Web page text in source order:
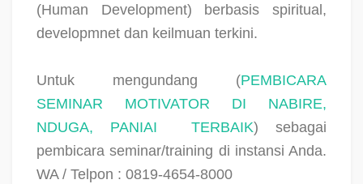
(Human Development) berbasis spiritual,
developmnet dan keilmuan terkini.
Untuk mengundang (PEMBICARA
SEMINAR MOTIVATOR DI NABIRE,
NDUGA, PANIAI
TERBAIK) sebagai
pembicara seminar/training di instansi Anda.
WA / Telpon : 0819-4654-8000